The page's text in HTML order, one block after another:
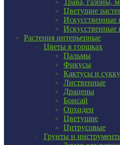
Трава, газоны,
Цветущие
Искусственные
Искусственные
Растения интерьерные
Цветы в горшках
Пальмы
Фикусы
Кактусы и
Лиственные
Драцены
Бонсай
Орхидеи
Цветущие
Цитрусовые
Грунты и